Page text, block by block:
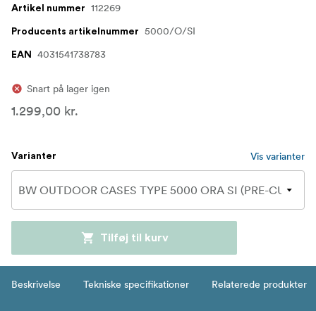
Artikel nummer 112269
Producents artikelnummer 5000/O/SI
EAN 4031541738783
Snart på lager igen
1.299,00 kr.
Varianter Vis varianter
Tilføj til kurv
Beskrivelse Tekniske specifikationer Relaterede produkter